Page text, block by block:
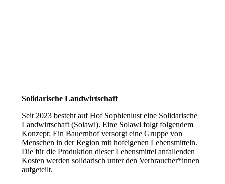
Solidarische Landwirtschaft
Seit 2023 besteht auf Hof Sophienlust eine Solidarische
Landwirtschaft (Solawi). Eine Solawi folgt folgendem
Konzept: Ein Bauern­hof versorgt eine Gruppe von
Menschen in der Region mit hof­eigenen Lebens­mitteln.
Die für die Produktion dieser Lebens­mittel anfallenden
Kosten werden solidarisch unter den Verbraucher*­innen
aufgeteilt.